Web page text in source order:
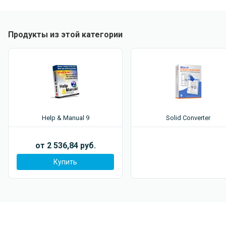
Продукты из этой категории
Help & Manual 9
от 2 536,84 руб.
Купить
Solid Converter